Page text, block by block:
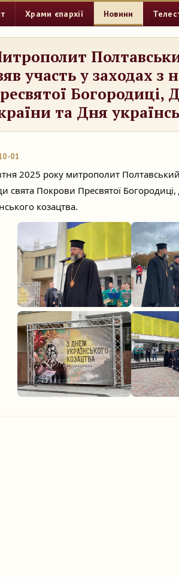
Храми єпархії Новини
участь у заходах з
Богородиці,
та Дня
01
2025 року митрополит
свята Покрови Пресвятої
козацтва.